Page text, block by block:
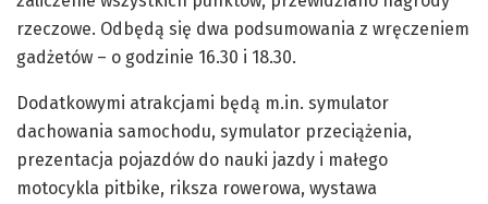
rzeczowe. Odbędą się dwa podsumowania z wręczeniem
gadżetów – o godzinie 16.30 i 18.30.
Dodatkowymi atrakcjami będą m.in. symulator
dachowania samochodu, symulator przeciążenia,
prezentacja pojazdów do nauki jazdy i małego
motocykla pitbike, riksza rowerowa, wystawa